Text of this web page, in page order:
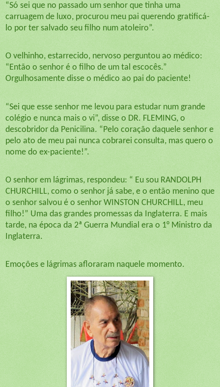
“Só sei que no passado um senhor que tinha uma
carruagem de luxo, procurou meu pai querendo gratificá-
lo por ter salvado seu filho num atoleiro”.
O velhinho, estarrecido, nervoso perguntou ao médico:
“Então o senhor é o filho de um tal escocês.”
Orgulhosamente disse o médico ao pai do paciente!
“Sei que esse senhor me levou para estudar num grande
colégio e nunca mais o vi”, disse o DR. FLEMING, o
descobridor da Penicilina. “Pelo coração daquele senhor e
pelo ato de meu pai nunca cobrarei consulta, mas quero o
nome do ex-paciente!”.
O senhor em lágrimas, respondeu: “ Eu sou RANDOLPH
CHURCHILL, como o senhor já sabe, e o então menino que
o senhor salvou é o senhor WINSTON CHURCHILL, meu
filho!” Uma das grandes promessas da Inglaterra. E mais
tarde, na época da 2ª Guerra Mundial era o 1° Ministro da
Inglaterra.
Emoções e lágrimas afloraram naquele momento.